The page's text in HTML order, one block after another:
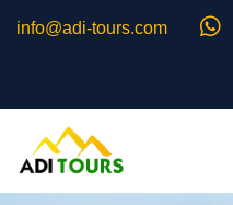
info@adi-tours.com